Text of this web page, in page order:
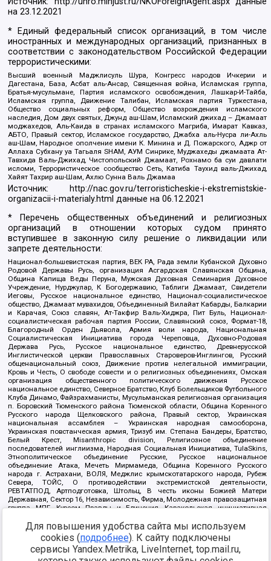
на23.12.2021
* Единый федеральный список организаций, в том числе
иностранных и международных организаций, признанных в
соответствии с законодательством Российской Федерации
террористическими:
Высший военный Маджлисуль Шура, Конгресс народов Ичкерии и
Дагестана, База, Асбат аль-Ансар, Священная война, Исламская группа,
Братья-мусульмане, Партия исламского освобождения, Лашкар-И-Тайба,
Исламская группа, Движение Талибан, Исламская партия Туркестана,
Общество социальных реформ, Общество возрождения исламского
наследия, Дом двух святых, Джунд аш-Шам, Исламский джихад – Джамаат
моджахедов, Аль-Каида в странах исламского Магриба, Имарат Кавказ,
АБТО, Правый сектор, Исламское государство, Джабха аль-Нусра ли-Ахль
аш-Шам, Народное ополчение имени К. Минина и Д. Пожарского, Аджр от
Аллаха Субхану уа Тагьаля SHAM, АУМ Синрике, Муджахеды джамаата Ат-
Тавхида Валь-Джихад, Чистопольский Джамаат, Рохнамо ба суи давлати
исломи, Террористическое сообщество Сеть, Катиба Таухид валь-Джихад,
Хайят Тахрир аш-Шам, Ахлю Сунна Валь Джамаа
Источник:
http://nac.gov.ru/terroristicheskie-i-ekstremistskie-
organizacii-i-materialy.html данные на06.12.2021
* Перечень общественных объединений и религиозных
организаций в отношении которых судом принято
вступившее в законную силу решение о ликвидации или
запрете деятельности:
Национал-большевистская партия, ВЕК РА, Рада земли Кубанской Духовно
Родовой Державы Русь, организация Асгардская Славянская Община,
Община Капища Веды Перуна, Мужская Духовная Семинария Духовное
Учреждение, Нурджулар, К Богодержавию, Таблиги Джамаат, Свидетели
Иеговы, Русское национальное единство, Национал-социалистическое
общество, Джамаат мувахидов, Объединенный Вилайат Кабарды, Балкарии
и Карачая, Союз славян, Ат-Такфир Валь-Хиджра, Пит Буль, Национал-
социалистическая рабочая партия России, Славянский союз, Формат-18,
Благородный Орден Дьявола, Армия воли народа, Национальная
Социалистическая Инициатива города Череповца, Духовно-Родовая
Держава Русь, Русское национальное единство, Древнерусской
Инглистической церкви Православных Староверов-Инглингов, Русский
общенациональный союз, Движение против нелегальной иммиграции,
Кровь и Честь, О свободе совести и о религиозных объединениях, Омская
организация общественного политического движения Русское
национальное единство, Северное Братство, Клуб Болельщиков Футбольного
Клуба Динамо, Файзрахманисты, Мусульманская религиозная организация
п. Боровский Тюменского района Тюменской области, Община Коренного
Русского народа Щелковского района, Правый сектор, Украинская
национальная ассамблея – Украинская народная самооборона,
Украинская повстанческая армия, Тризуб им. Степана Бандеры, Братство,
Белый Крест, Misanthropic division, Религиозное объединение
последователей инглиизма, Народная Социальная Инициатива, TulaSkins,
Этнополитическое объединение Русские, Русское национальное
объединение Атака, Мечеть Мирмамеда, Община Коренного Русского
народа г. Астрахани, ВОЛЯ, Меджлис крымскотатарского народа, Рубеж
Севера, ТОЙС, О противодействии экстремистской деятельности,
РЕВТАТПОД, Артподготовка, Штольц, В честь иконы Божией Матери
Державная, Сектор 16, Независимость, Фирма, Молодежная правозащитная
группа МПГ, Курсом Правды и Единения, Каракольская инициативная
Благотворительный пансионат Ак Умут, Русская республика Русь,
Арестантское уголовное единство, Башкорт, Нация и свобода, W.H.С., Фалунь
Дафа, Иртыш Ultras, Русский Патриотический клуб-Новокузнецк/РПК,
Сибирский державный союз, Фонд борьбы с коррупцией, Фонд защиты прав
граждан, Штабы Навального, Совет граждан СССР Прикубанского округа г.
Для повышения удобства сайта мы используем
cookies (подробнее). К сайту подключены
сервисы Yandex.Metrika, LiveInternet, top.mail.ru,